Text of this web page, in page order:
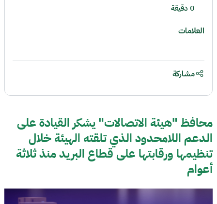
محافظ "هيئة الاتصالات" يشكر القيادة على
الدعم اللامحدود الذي تلقته الهيئة خلال
تنظيمها ورقابتها على قطاع البريد منذ ثلاثة
أعوام
0 دقيقة
العلامات
مشاركة